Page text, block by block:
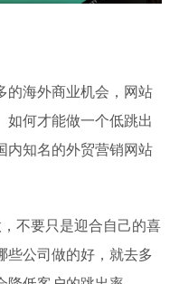
的海外商业机会，网站
如何才能做一个低跳出
内知名的外贸营销网站
不要只是迎合自己的喜
些公司做的好，就去多